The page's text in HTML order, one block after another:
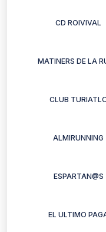
CD ROIVIVAL
MATINERS DE LA
CLUB
ALMIRUNNING
ESPARTAN@S
EL ULTIMO